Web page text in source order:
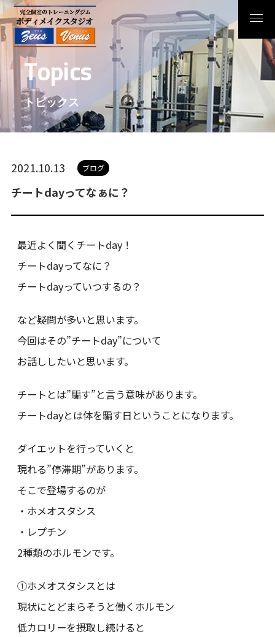
Topics
トピックス
チートdayってなぁに？
2021.10.13 ブログ
最近よく聞くチートday！
チートdayってなに？
チートdayっていつするの？
など疑問が多いと思います。
今回はその”チートday”について
お話ししたいと思います。
チートとは”騙す”と言う意味があります。
チートdayとは体を騙す日ということになります。
ダイエットを行っていくと
現れる”停滞期”があります。
そこで登場するのが
・ホメオスタシス
・レプチン
2種類のホルモンです。
①ホメオスタシスとは
現状にとどまらそうと働くホルモン
低カロリーを摂取し続けると